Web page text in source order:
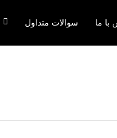
سوالات متداول با ما